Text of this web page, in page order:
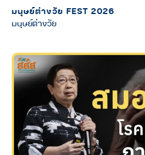
มนุษย์ต่างวัย FEST 2026
มนุษย์ต่างวัย